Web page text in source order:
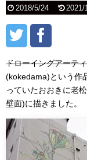
2018/5/24 2021/
ドローイングアーテ
(kokedama)という作
っていたおおきに老
壁面)に描きました。